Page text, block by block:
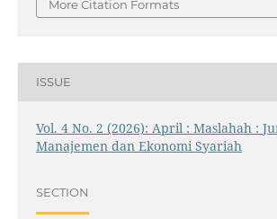
More Citation Formats
ISSUE
Vol. 4 No. 2 (2026): April : Maslahah :
Manajemen dan Ekonomi Syariah
SECTION